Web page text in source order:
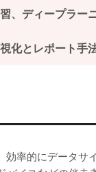
、ディープラー
化とレポート手
率的にデータサ